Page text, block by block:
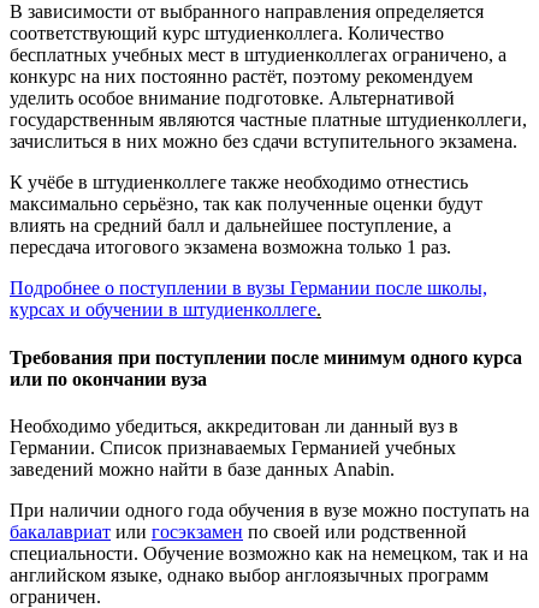
В зависимости от выбранного направления определяется
соответствующий курс штудиенколлега. Количество
бесплатных учебных мест в штудиенколлегах ограничено, а
конкурс на них постоянно растёт, поэтому рекомендуем
уделить особое внимание подготовке. Альтернативой
государственным являются частные платные штудиенколлеги,
зачислиться в них можно без сдачи вступительного экзамена.
К учёбе в штудиенколлеге также необходимо отнестись
максимально серьёзно, так как полученные оценки будут
влиять на средний балл и дальнейшее поступление, а
пересдача итогового экзамена возможна только 1 раз.
Подробнее о поступлении в вузы Германии после школы,
курсах и обучении в штудиенколлеге.
Требования при поступлении после минимум одного курса
или по окончании вуза
Необходимо убедиться, аккредитован ли данный вуз в
Германии. Список признаваемых Германией учебных
заведений можно найти в базе данных Anabin.
При наличии одного года обучения в вузе можно поступать на
бакалавриат или госэкзамен по своей или родственной
специальности. Обучение возможно как на немецком, так и на
английском языке, однако выбор англоязычных программ
ограничен.